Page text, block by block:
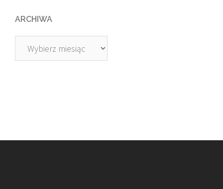
ARCHIWA
Archiwa